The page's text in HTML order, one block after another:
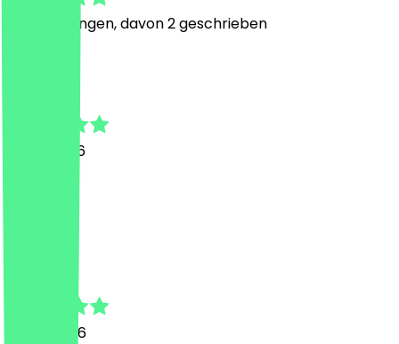
Bewertungen, davon 2 geschrieben
21. Juli 2026
2. Juni 2026